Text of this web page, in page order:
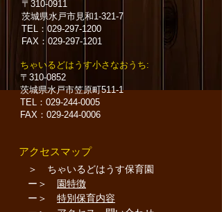
〒310-0911
茨城県水戸市見和1-321-7
TEL：029-297-1200
FAX：029-297-1201
＞ ちゃいるどはうす保育園
ー＞ 園特徴
ー＞ 特別保育内容
​ アクセスマップ
​ちゃいるどはうす小さなおうち:
〒310-0852
茨城県水戸市笠原町511-1
TEL：029-244-0005
FAX：029-244-0006